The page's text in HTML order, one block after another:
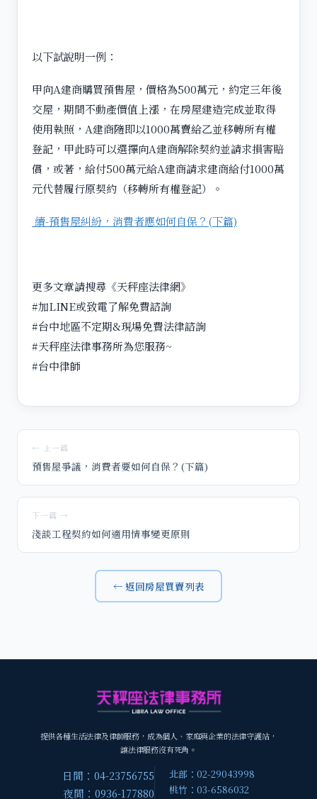
以下試說明一例：
甲向A建商購買預售屋，價格為500萬元，約定三年後
交屋，期間不動產價值上漲，在房屋建造完成並取得
使用執照，A建商隨即以1000萬賣給乙並移轉所有權
登記，甲此時可以選擇向A建商解除契約並請求損害賠
償，或著，給付500萬元給A建商請求建商給付1000萬
元代替履行原契約（移轉所有權登記）。
續-預售屋糾紛，消費者應如何自保？(下篇)
更多文章請搜尋《天秤座法律網》
#加LINE或致電了解免費諮詢
#台中地區不定期&現場免費法律諮詢
#天秤座法律事務所為您服務~
#台中律師
← 上一篇
預售屋爭議，消費者要如何自保？(下篇)
下一篇 →
淺談工程契約如何適用情事變更原則
← 返回房屋買賣列表
提供各種生活法律及律師服務，成為個人、家庭與企業的法律守護站，
讓法律服務沒有死角。
日間：04-23756755
夜間：0936-177880
北部：02-29043998
桃竹：03-6586032